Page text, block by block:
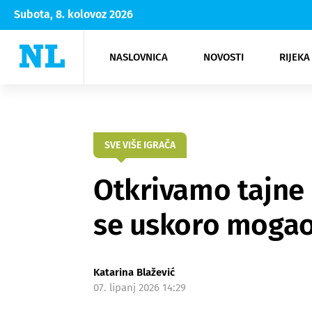
Subota, 8. kolovoz 2026
NASLOVNICA NOVOSTI
Rijeka Opatija
NK
Moda
Kultura
SVE VIŠE IGRAČA
Otkrivamo tajne
se uskoro
Katarina Blažević
07. lipanj 2026 14:29